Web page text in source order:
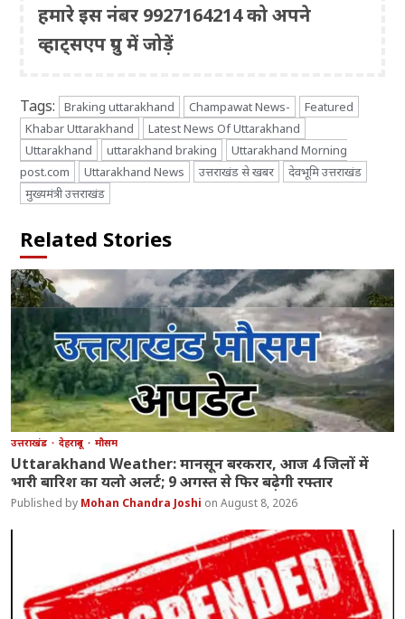
हमारे इस नंबर 9927164214 को अपने
व्हाट्सएप ग्रुप में जोड़ें
Tags: Braking uttarakhand Champawat News-
Featured
Khabar Uttarakhand
Latest News Of Uttarakhand
Uttarakhand
uttarakhand braking
Uttarakhand Morning
post.com
Uttarakhand News उत्तराखंड से खबर
देवभूमि उत्तराखंड
मुख्यमंत्री उत्तराखंड
Related Stories
उत्तराखंड देहरादून मौसम
Uttarakhand Weather: मानसून बरकरार, आज 4 जिलों में
भारी बारिश का यलो अलर्ट; 9 अगस्त से फिर बढ़ेगी रफ्तार
Mohan Chandra Joshi August 8, 2026